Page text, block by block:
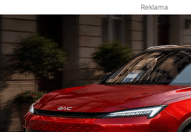
Reklama